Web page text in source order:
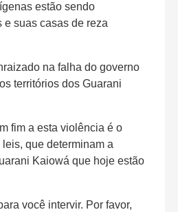
estão sendo
suas casas de reza
na falha do governo
territórios dos Guarani
fim a esta violência é o
que determinam a
Kaiowá que hoje estão
você intervir. Por favor,